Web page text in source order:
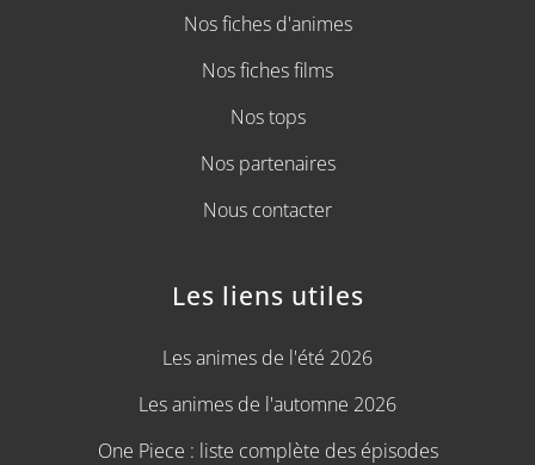
Nos fiches d'animes
Nos fiches films
Nos tops
Nos partenaires
Nous contacter
Les liens utiles
Les animes de l'été 2026
Les animes de l'automne 2026
One Piece : liste complète des épisodes